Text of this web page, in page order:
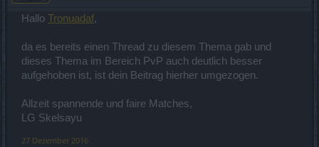
Hallo Tronuadaf,
da es bereits einen Thread zu diesem Thema gab und
dieses Thema im Bereich PvP auch deutlich besser
aufgehoben ist, ist dein Beitrag hierher umgezogen.
Allzeit spannende und faire Matches,
LG Skelsayu
27 Dezember 2016